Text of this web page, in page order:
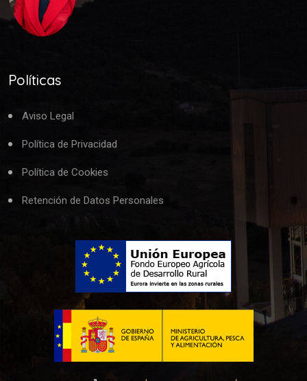
Políticas
Aviso Legal
Política de Privacidad
Política de Cookies
Retención de Datos Personales